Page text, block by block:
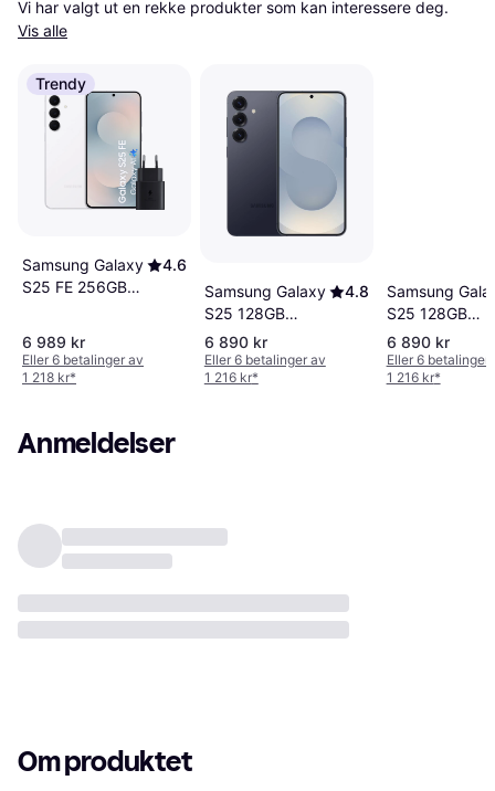
Vis alle
Trendy
Samsung Galaxy
S25 FE 256GB
4.6
6 989 kr
Eller 6 betalinger av
1 218 kr*
Samsung Galaxy
S25 128GB
Blueblack
4.8
6 890 kr
Eller 6 betalinger av
1 216 kr*
Samsung
S25 128GB
Silver Shadow
6 890 kr
Eller 6 betalinger
1 216 kr*
Anmeldelser
Om produktet